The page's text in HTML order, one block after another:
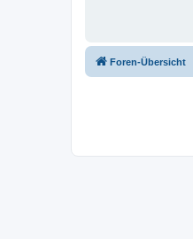
Foren-Übersicht